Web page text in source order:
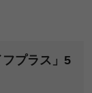
プラス」5